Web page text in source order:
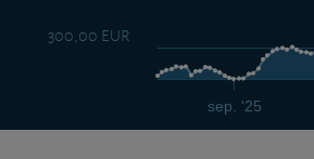
sep. '25
300,00 EUR